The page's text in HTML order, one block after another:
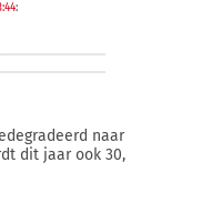
:
naar
dit jaar ook 30,